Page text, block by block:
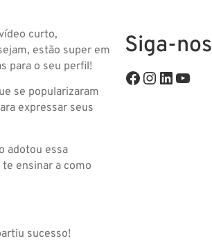
curto,
estão super em
para o seu perfil!
se popularizaram
expressar seus
adotou essa
ensinar a como
sucesso!
Siga-nos